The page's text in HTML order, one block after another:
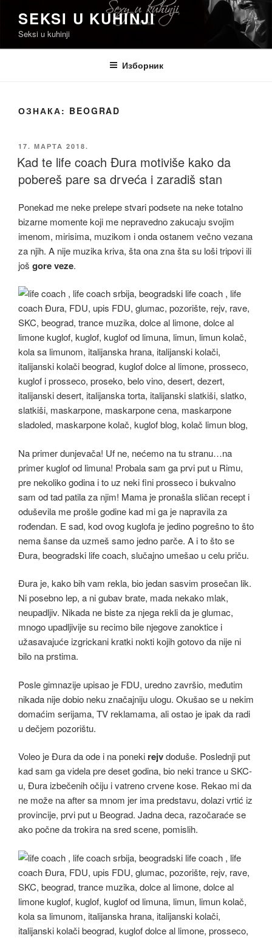
садржај
SEKSI U KUHINJI
Seksi u kuhinji
Изборник
ОЗНАКА: BEOGRAD
ОБЈАВЉЕНО
17. МАРТА 2018.
Kad te life coach Đura motiviše kako da
pobereš pare sa drveća i zaradiš stan
Ponekad me neke prelepe stvari podsete na neke totalno
bizarne momente koji me nepravedno zakucaju svojim
imenom, mirisima, muzikom i onda ostanem večno vezana
za njih. A nije muzika kriva, šta ona zna šta su loši tripovi ili
još gore veze.
Na primer dunjevača! Uf ne, nećemo na tu stranu…na
primer kuglof od limuna! Probala sam ga prvi put u Rimu,
pre nekoliko godina i to uz neki fini prosseco i bukvalno
sam od tad patila za njim! Mama je pronašla sličan recept i
oduševila me prošle godine kad mi ga je napravila za
rođendan. E sad, kod ovog kuglofa je jedino pogrešno to što
nema šanse da uzmeš samo jedno parče. A i to što se
Đura, beogradski life coach, slučajno umešao u celu priču.
Đura je, kako bih vam rekla, bio jedan sasvim prosečan lik.
Ni posebno lep, a ni gubav brate, mada nekako mlak,
neupadljiv. Nikada ne biste za njega rekli da je glumac,
mnogo upadljivije su recimo bile njegove zanoktice i
užasavajuće izgrickani kratki nokti kojih gotovo da nije ni
bilo na prstima.
Posle gimnazije upisao je FDU, uredno završio, međutim
nikada nije dobio neku značajniju ulogu. Okušao se u nekim
domaćim serijama, TV reklamama, ali ostao je ipak da radi
u dečjem pozorištu.
Voleo je Đura da ode i na poneki rejvdoduše. Poslednji put
kad sam ga videla pre deset godina, bio neki trance u SKC-
u, Đura izbečenih očiju i vatreno crvene kose. Rekao mi da
ne može na after sa mnom jer ima predstavu, dolazi vrtić iz
provincije, prvi put u Beograd. Jadna deca, razočaraće se
ako počne da trokira na sred scene, pomislih.